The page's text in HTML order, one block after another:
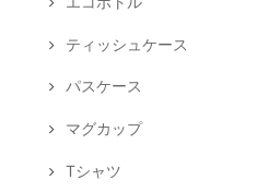
ティッシュケース
パスケース
マグカップ
Tシャツ